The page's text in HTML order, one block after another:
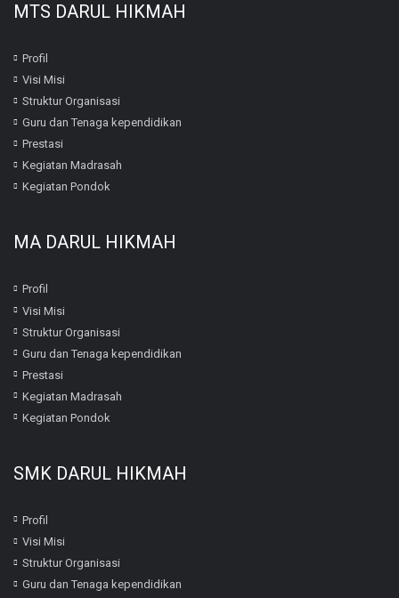
MTS DARUL HIKMAH
Profil
Visi Misi
Struktur Organisasi
Guru dan Tenaga kependidikan
Prestasi
Kegiatan Madrasah
Kegiatan Pondok
MA DARUL HIKMAH
Profil
Visi Misi
Struktur Organisasi
Guru dan Tenaga kependidikan
Prestasi
Kegiatan Madrasah
Kegiatan Pondok
SMK DARUL HIKMAH
Profil
Visi Misi
Struktur Organisasi
Guru dan Tenaga kependidikan